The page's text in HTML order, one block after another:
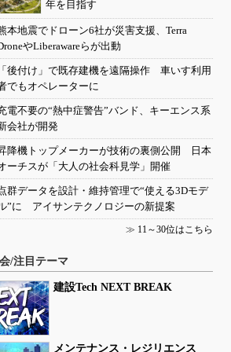
年を目指す
本地震でドローン6社が災害支援、Terra
やLiberawareらが出動
後付け」で既存建機を遠隔操作 車いす利用
でもオペレーターに
電不要の“熱中症警告”バンド、キーエンス系
会社が開発
降機トップメーカーが技術の裏側公開 日本
ーチスが「大人の社会科見学」開催
群データを設計・維持管理で“使える3Dモデ
”に アイサンテクノロジーの新提案
≫ 11～30位はこちら
/注目テーマ
建設Tech NEXT BREAK
メンテナンス・レジリエンス